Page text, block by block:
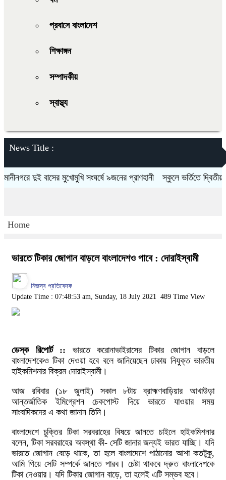
প্রবাসে বাংলাদেশ
শিক্ষাঙ্গন
সম্পাদকীয়
স্বাস্থ্য
News Title :
দুই বাসের মুখোমুখি সংঘর্ষে ৯জনের প্রাণহানী স্কুলে ভর্তিতে দ্বিতীয়-
Home
ভারতে টিকার জোগান বাড়লে বাংলাদেশও পাবে : দোরাইস্বামী
নিজস্ব প্রতিবেদক
Update Time : 07:48:53 am, Sunday, 18 July 2021 489 Time View
ডেস্ক রিপোর্ট :: ভারতে করোনাভাইরাসের টিকার জোগান বাড়লে
বাংলাদেশকেও টিকা দেওয়া হবে বলে জানিয়েছেন ঢাকায় নিযুক্ত ভারতীয়
হাইকমিশনার বিক্রম দোরাইস্বামী।
আজ রবিবার (১৮ জুলাই) সকাল ৮টায় ব্রাহ্মণবাড়িয়ার আখাউড়া
আন্তর্জাতিক ইমিগ্রেশন চেকপোস্ট দিয়ে ভারতে যাওয়ার সময়
সাংবাদিকদের এ কথা জানান তিনি।
বাংলাদেশে চুক্তির টিকা সরবরাহের বিষয়ে জানতে চাইলে হাইকমিশনার
বলেন, টিকা সরবরাহের অবস্থা কী- সেটি জানার জন্যই ভারত যাচ্ছি। যদি
ভারতে জোগান বেড়ে থাকে, তা হলে বাংলাদেশে পাঠানোর আশা কতটুকু,
আমি গিয়ে সেটি সম্পর্কে জানতে পারব। চেষ্টা থাকবে দ্রুত বাংলাদেশকে
টিকা দেওয়ার। যদি টিকার জোগান বাড়ে, তা হলেই এটি সম্ভব হবে।